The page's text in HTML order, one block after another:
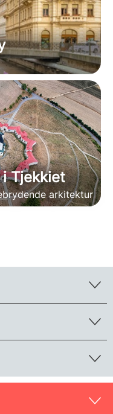
i Tjekkiet
arkitektur